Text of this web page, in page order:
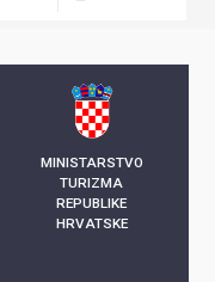
MINISTARSTVO
TURIZMA
REPUBLIKE
HRVATSKE